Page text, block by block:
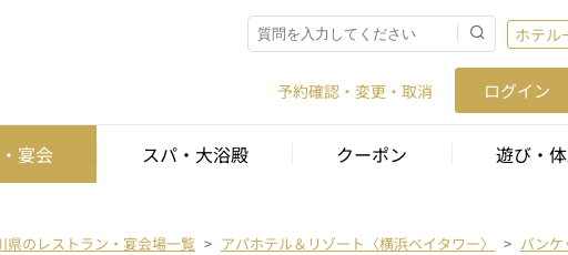
ホテル
予約確認・変更・取消 ログイン
宴会 スパ・大浴殿 クーポン 遊び・
県のレストラン・宴会場一覧 アパホテル＆リゾート〈横浜ベイタワー〉 バンケ